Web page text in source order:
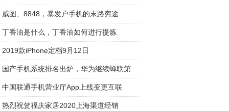
威图、8848，暴发户手机的末路穷途
丁香油是什么，丁香油如何进行提炼
2019款iPhone定档9月12日
国产手机系统排名出炉，华为继续蝉联第
中国联通手机营业厅App上线变更互联
热烈祝贺福庆家居2020上海渠道经销